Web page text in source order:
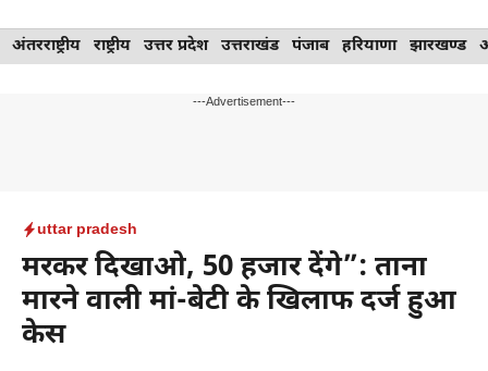
Skip
to
अंतरराष्ट्रीय राष्ट्रीय उत्तर प्रदेश उत्तराखंड पंजाब हरियाणा झारखण्ड
---Advertisement---
uttar pradesh
मरकर दिखाओ, 50 हजार देंगे”: ताना
मारने वाली मां-बेटी के खिलाफ दर्ज हुआ
केस